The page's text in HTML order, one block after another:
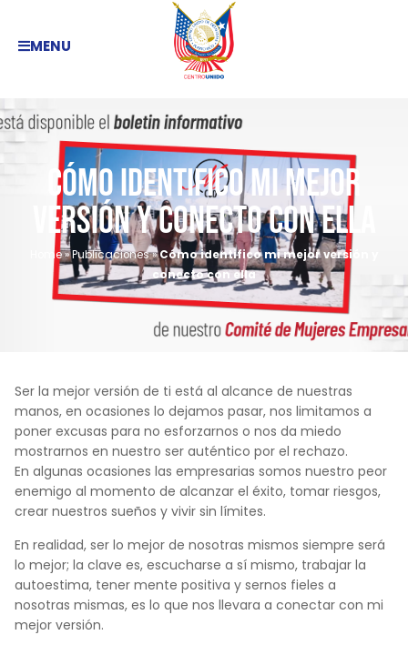
MENU
Cómo identifico mi mejor
versión y conecto con ella
Home»Publicaciones»Cómo identifico mi mejor versión y
conecto con ella
Ser la mejor versión de ti está al alcance de nuestras
manos, en ocasiones lo dejamos pasar, nos limitamos a
poner excusas para no esforzarnos o nos da miedo
mostrarnos en nuestro ser auténtico por el rechazo.
En algunas ocasiones las empresarias somos nuestro peor
enemigo al momento de alcanzar el éxito, tomar riesgos,
crear nuestros sueños y vivir sin límites.
En realidad, ser lo mejor de nosotras mismos siempre será
lo mejor; la clave es, escucharse a sí mismo, trabajar la
autoestima, tener mente positiva y sernos fieles a
nosotras mismas, es lo que nos llevara a conectar con mi
mejor versión.